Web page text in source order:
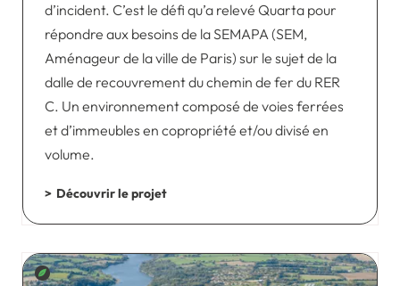
d’incident. C’est le défi qu’a relevé Quarta pour
répondre aux besoins de la SEMAPA (SEM,
Aménageur de la ville de Paris) sur le sujet de la
dalle de recouvrement du chemin de fer du RER
C. Un environnement composé de voies ferrées
et d’immeubles en copropriété et/ou divisé en
volume.
Découvrir le projet